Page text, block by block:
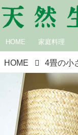
HOME 家庭料理
HOME